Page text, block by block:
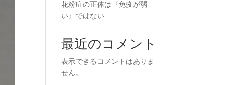
花粉症の正体は『免疫が弱
い』ではない
最近のコメント
表示できるコメントはありま
せん。